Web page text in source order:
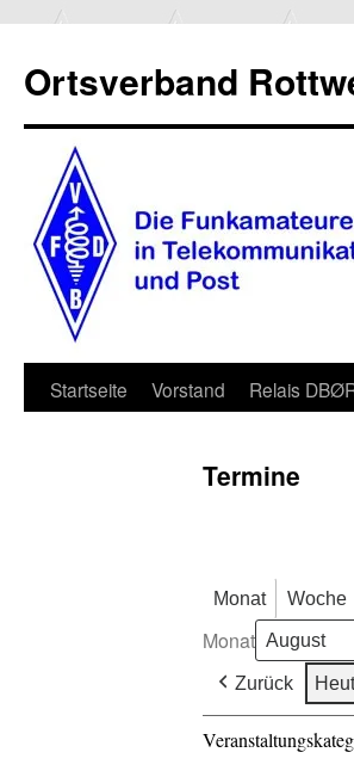
Ortsverband
Zum
Startseite Vorstand Relais
Termine
Monat Woche
Monat
Zurück